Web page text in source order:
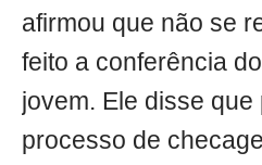
afirmou que não se
feito a conferência
jovem. Ele disse
processo de